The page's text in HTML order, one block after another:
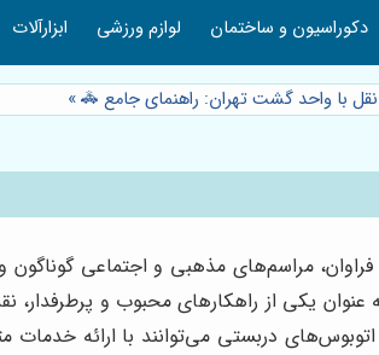
دکوراسیون و ساختمان لوازم ورزشی ابزارآلات
با واحد گشت تهران: راهنمای جامع 🚓»
مراسم‌های مذهبی و اجتماعی
یکی از راهکارهای محبوب و
دربستی می‌توانند با ارائه